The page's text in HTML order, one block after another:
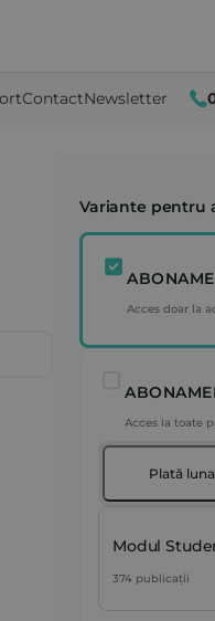
ContactNewsletter
Variante pentru
Acces doar la
Acces la toate
Plată
Modul
374 publicații